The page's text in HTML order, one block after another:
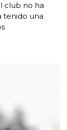
club no ha
tenido una